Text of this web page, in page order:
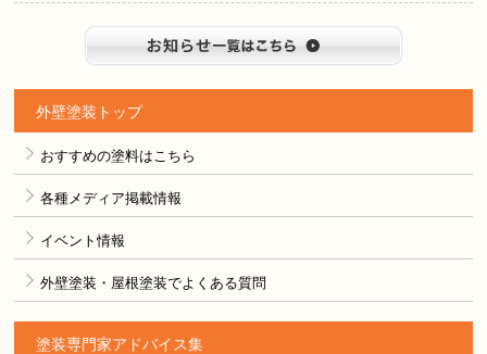
外壁塗装トップ
おすすめの塗料はこちら
各種メディア掲載情報
イベント情報
外壁塗装・屋根塗装でよくある質問
塗装専門家アドバイス集